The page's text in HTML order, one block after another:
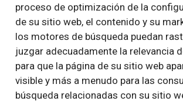
proceso de optimización de la
de su sitio web, el contenido y su
los motores de búsqueda puedan
juzgar adecuadamente la relevancia
para que la página de su sitio web
visible y más a menudo para las
búsqueda relacionadas con su sitio